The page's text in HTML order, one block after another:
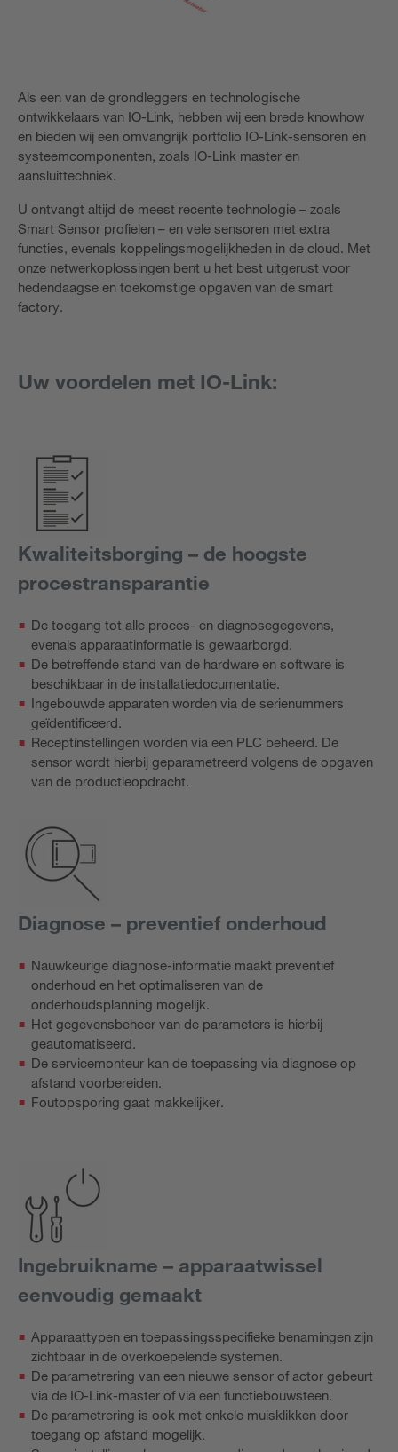
Als een van de grondleggers en technologische
ontwikkelaars van IO-Link, hebben wij een brede knowhow
en bieden wij een omvangrijk portfolio IO-Link-sensoren en
systeemcomponenten, zoals IO-Link master en
aansluittechniek.
U ontvangt altijd de meest recente technologie – zoals
Smart Sensor profielen – en vele sensoren met extra
functies, evenals koppelingsmogelijkheden in de cloud. Met
onze netwerkoplossingen bent u het best uitgerust voor
hedendaagse en toekomstige opgaven van de smart
factory.
Uw voordelen met IO-Link:
Kwaliteitsborging – de hoogste
procestransparantie
De toegang tot alle proces- en diagnosegegevens,
evenals apparaatinformatie is gewaarborgd.
De betreffende stand van de hardware en software is
beschikbaar in de installatiedocumentatie.
Ingebouwde apparaten worden via de serienummers
geïdentificeerd.
Receptinstellingen worden via een PLC beheerd. De
sensor wordt hierbij geparametreerd volgens de opgaven
van de productieopdracht.
Diagnose – preventief onderhoud
Nauwkeurige diagnose-informatie maakt preventief
onderhoud en het optimaliseren van de
onderhoudsplanning mogelijk.
Het gegevensbeheer van de parameters is hierbij
geautomatiseerd.
De servicemonteur kan de toepassing via diagnose op
afstand voorbereiden.
Foutopsporing gaat makkelijker.
Ingebruikname – apparaatwissel
eenvoudig gemaakt
Apparaattypen en toepassingsspecifieke benamingen zijn
zichtbaar in de overkoepelende systemen.
De parametrering van een nieuwe sensor of actor gebeurt
via de IO-Link-master of via een functiebouwsteen.
De parametrering is ook met enkele muisklikken door
toegang op afstand mogelijk.